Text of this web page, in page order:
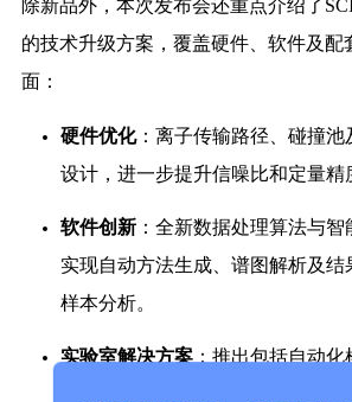
除新品外，本次发布会还重点介绍了
的技术升级方案，覆盖硬件、软件及配
面：
硬件优化：离子传输路径、碰撞池
设计，进一步提升信噪比和定量精
软件创新：全新数据处理算法与智
实现自动方法生成、谱图解析及结
样本分析。
实验室解决方案：推出包括自动化
发生器及低压储气系统在内的整